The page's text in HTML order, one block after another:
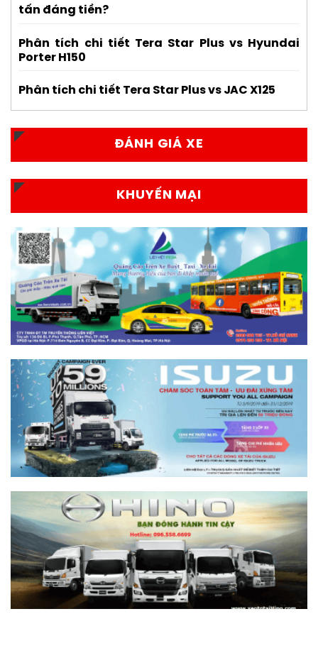
tấn đáng tiền?
Phân tích chi tiết Tera Star Plus vs Hyundai
Porter H150
Phân tích chi tiết Tera Star Plus vs JAC X125
ĐÁNH GIÁ XE
KHUYẾN MẠI